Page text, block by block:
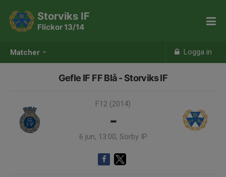
Matcher Logga in
Storviks IF
Flickor 13/14
Gefle IF FF Blå - Storviks IF
F12 (2014)
-
6 jun, 13:00, Sörby IP